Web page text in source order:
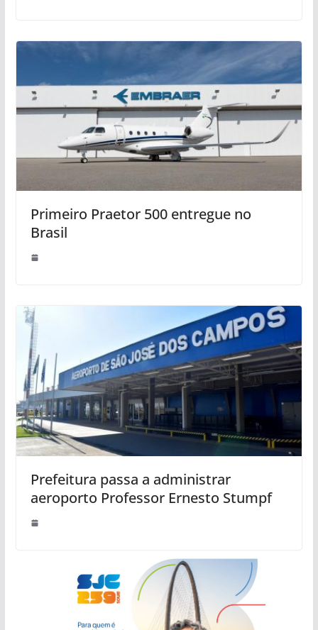
Primeiro Praetor 500 entregue no
Brasil
Prefeitura passa a administrar
aeroporto Professor Ernesto Stumpf